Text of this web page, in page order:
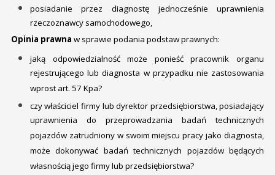
posiadanie przez diagnostę jednocześnie uprawnienia
rzeczoznawcy samochodowego,
Opinia prawna w sprawie podania podstaw prawnych:
jaką odpowiedzialność może ponieść pracownik organu
rejestrującego lub diagnosta w przypadku nie zastosowania
wprost art. 57 Kpa?
czy właściciel firmy lub dyrektor przedsiębiorstwa, posiadający
uprawnienia do przeprowadzania badań technicznych
pojazdów zatrudniony w swoim miejscu pracy jako diagnosta,
może dokonywać badań technicznych pojazdów będących
własnością jego firmy lub przedsiębiorstwa?